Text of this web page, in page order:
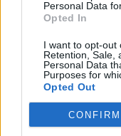
Personal Data
Opted In
I want to opt-out
Retention, Sale,
Personal Data
Purposes for
Opted Out
CONFIRM
¿Qué te parece
0 votos
Imprimir letra
* Letra añadida por